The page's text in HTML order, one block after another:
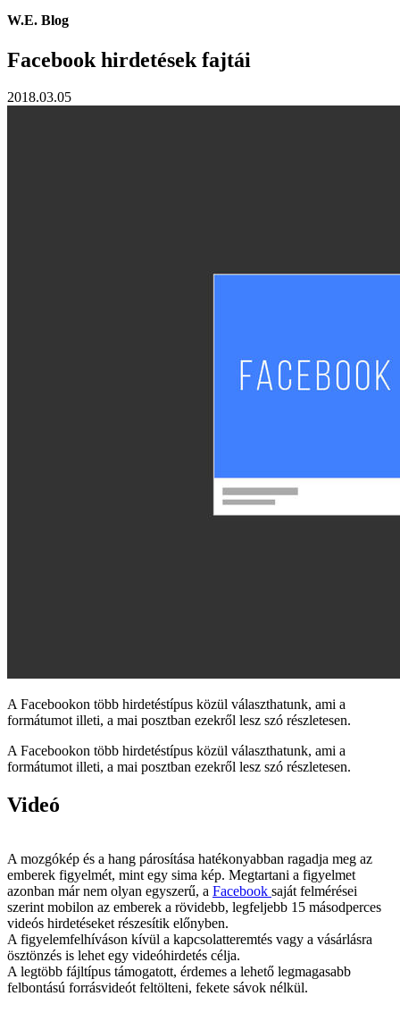
W.E. Blog
Facebook hirdetések fajtái
2018.03.05
A Facebookon több hirdetéstípus közül választhatunk, ami a
formátumot illeti, a mai posztban ezekről lesz szó részletesen.
A Facebookon több hirdetéstípus közül választhatunk, ami a
formátumot illeti, a mai posztban ezekről lesz szó részletesen.
Videó
A mozgókép és a hang párosítása hatékonyabban ragadja meg az
emberek figyelmét, mint egy sima kép. Megtartani a figyelmet
azonban már nem olyan egyszerű, a Facebook saját felmérései
szerint mobilon az emberek a rövidebb, legfeljebb 15 másodperces
videós hirdetéseket részesítik előnyben.
A figyelemfelhíváson kívül a kapcsolatteremtés vagy a vásárlásra
ösztönzés is lehet egy videóhirdetés célja.
A legtöbb fájltípus támogatott, érdemes a lehető legmagasabb
felbontású forrásvideót feltölteni, fekete sávok nélkül.